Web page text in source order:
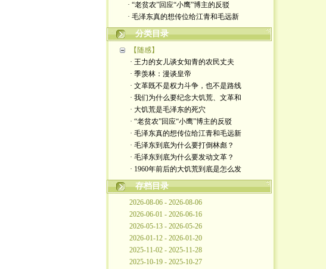
· “老贫农”回应“小鹰”博主的反驳
· 毛泽东真的想传位给江青和毛远新
分类目录
【随感】
· 王力的女儿谈女知青的农民丈夫
· 季羡林：漫谈皇帝
· 文革既不是权力斗争，也不是路线
· 我们为什么要纪念大饥荒、文革和
· 大饥荒是毛泽东的死穴
· “老贫农”回应“小鹰”博主的反驳
· 毛泽东真的想传位给江青和毛远新
· 毛泽东到底为什么要打倒林彪？
· 毛泽东到底为什么要发动文革？
· 1960年前后的大饥荒到底是怎么发
存档目录
2026-08-06 - 2026-08-06
2026-06-01 - 2026-06-16
2026-05-13 - 2026-05-26
2026-01-12 - 2026-01-20
2025-11-02 - 2025-11-28
2025-10-19 - 2025-10-27